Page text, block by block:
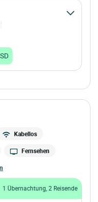
Kabellos
Fernsehen
1 Übernachtung, 2 Reisende